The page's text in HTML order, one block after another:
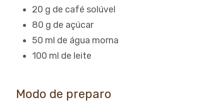
20 g de café solúvel
80 g de açúcar
50 ml de água morna
100 ml de leite
Modo de preparo